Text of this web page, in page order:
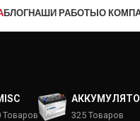
БЛОГНАШИ РАБОТЫО
Товаров 325 Товаров